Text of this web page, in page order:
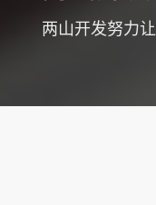
两山开发努力